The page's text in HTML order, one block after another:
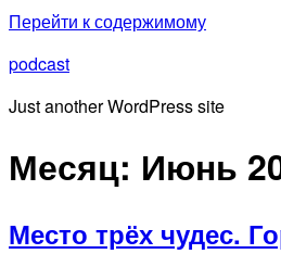
Перейти к содержимому
podcast
Just another WordPress site
Месяц: Июнь
Место трёх чудес.